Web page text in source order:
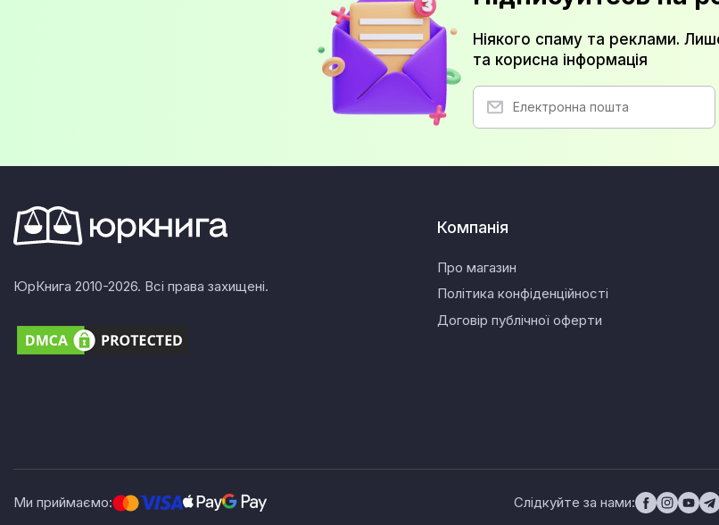
Ніякого спаму та реклами.
та корисна інформація
ЮрКнига 2010-2026. Всі права захищені.
Компанія
Про магазин
Політика конфіденційності
Договір публічної оферти
Ми приймаємо: Слідкуйте за нами: